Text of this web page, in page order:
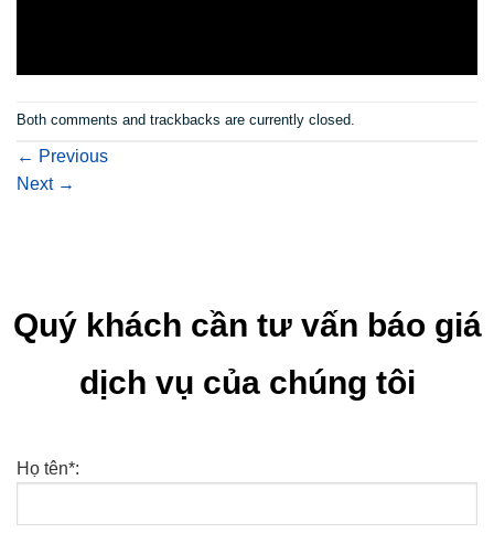
Both comments and trackbacks are currently closed.
← Previous
Next →
Quý khách cần tư vấn báo giá
dịch vụ của chúng tôi
Họ tên*: